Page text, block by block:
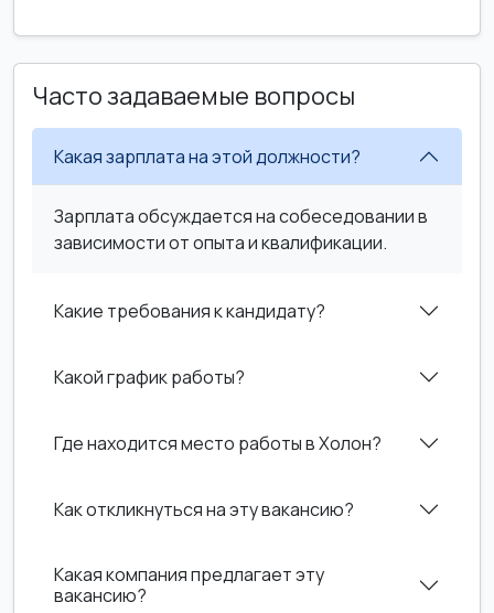
Часто задаваемые вопросы
Какая зарплата на этой должности?
Зарплата обсуждается на собеседовании в
зависимости от опыта и квалификации.
Какие требования к кандидату?
Какой график работы?
Где находится место работы в Холон?
Как откликнуться на эту вакансию?
Какая компания предлагает эту
вакансию?